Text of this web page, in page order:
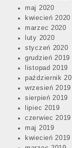
maj 2020
kwiecień 2020
marzec 2020
luty 2020
styczeń 2020
grudzień 2019
listopad 2019
październik
wrzesień 2019
sierpień 2019
lipiec 2019
czerwiec 2019
maj 2019
kwiecień 2019